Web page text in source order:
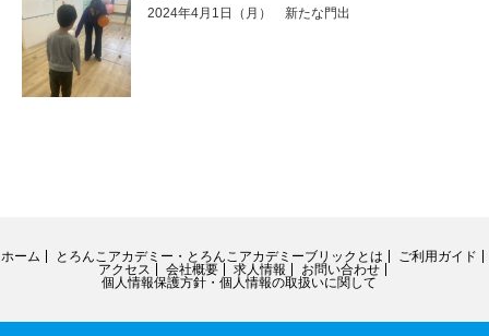
2024年4月1日（月） 新たな門出
ホーム とろんこアカデミー・とろんこアカデミーブリックとは
ご利用ガイド
アクセス
会社概要 求人情報
お問い合わせ
個人情報保護方針・個人情報の取扱いに関して